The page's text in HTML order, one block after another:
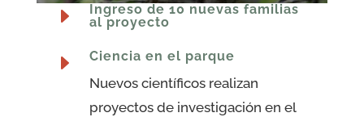
E
Ingreso de 10 nuevas familias
al proyecto
E Ciencia en el parque
Nuevos científicos realizan
proyectos de investigación en el